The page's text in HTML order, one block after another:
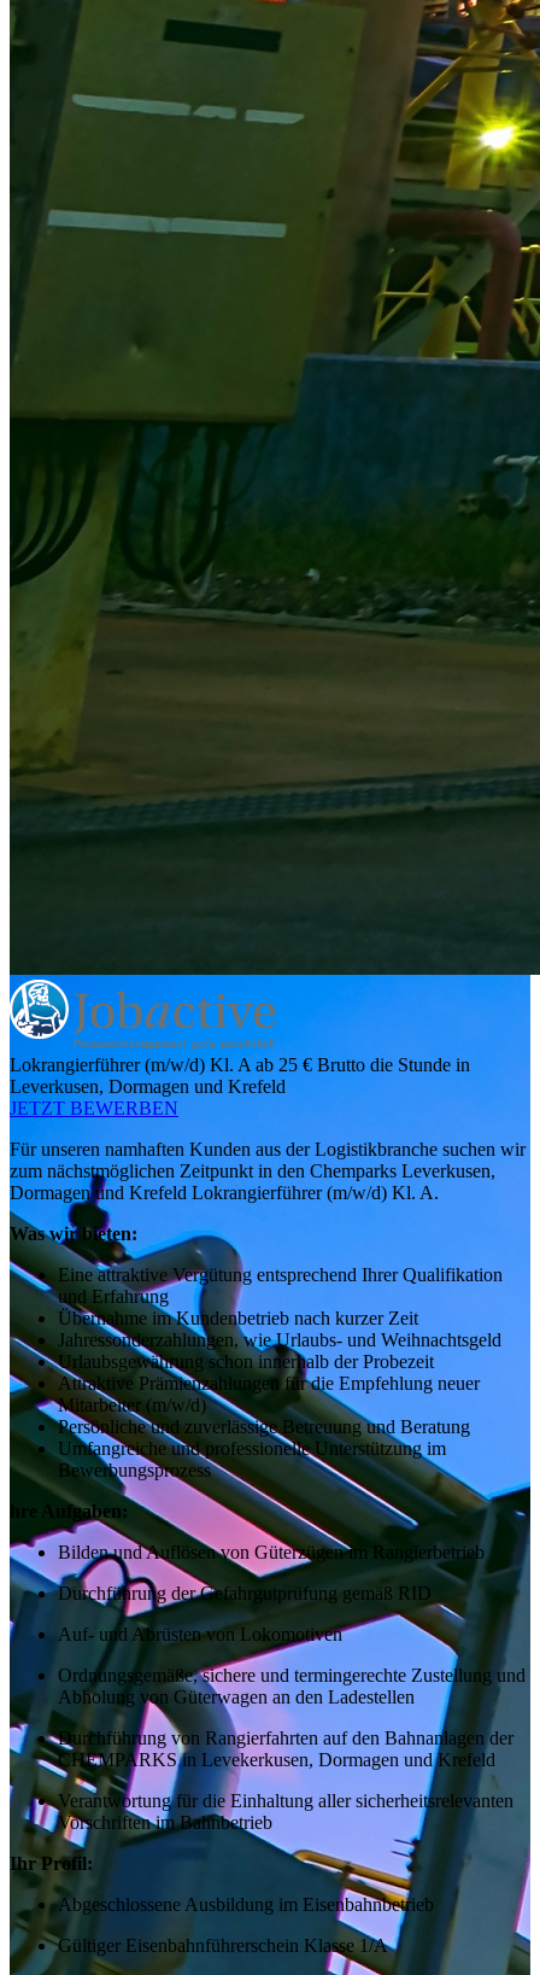
Lokrangierführer (m/w/d) Kl. A ab 25 € Brutto die Stunde in
Leverkusen, Dormagen und Krefeld
JETZT BEWERBEN
Für unseren namhaften Kunden aus der Logistikbranche suchen wir
zum nächstmöglichen Zeitpunkt in den Chemparks Leverkusen,
Dormagen und Krefeld Lokrangierführer (m/w/d) Kl. A.
Was wir bieten:
Eine attraktive Vergütung entsprechend Ihrer Qualifikation
und Erfahrung
Übernahme im Kundenbetrieb nach kurzer Zeit
Jahressonderzahlungen, wie Urlaubs- und Weihnachtsgeld
Urlaubsgewährung schon innerhalb der Probezeit
Attraktive Prämienzahlungen für die Empfehlung neuer
Mitarbeiter (m/w/d)
Persönliche und zuverlässige Betreuung und Beratung
Umfangreiche und professionelle Unterstützung im
Bewerbungsprozess
hre Aufgaben:
Bilden und Auflösen von Güterzügen im Rangierbetrieb
Durchführung der Gefahrgutprüfung gemäß RID
Auf- und Abrüsten von Lokomotiven
Ordnungsgemäße, sichere und termingerechte Zustellung und
Abholung von Güterwagen an den Ladestellen
Durchführung von Rangierfahrten auf den Bahnanlagen der
CHEMPARKS in Levekerkusen, Dormagen und Krefeld
Verantwortung für die Einhaltung aller sicherheitsrelevanten
Vorschriften im Bahnbetrieb
Ihr Profil:
Abgeschlossene Ausbildung im Eisenbahnbetrieb
Gültiger Eisenbahnführerschein Klasse 1/A